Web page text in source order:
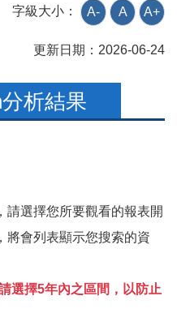
字級大小： A- A A+
更新日期： 2026-06-24
析結果
請選擇您所要觀看的報表開
將會列表顯示您搜索的資
選擇5年內之區間，以防止